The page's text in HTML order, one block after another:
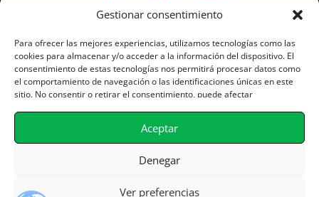
Gestionar consentimiento
Para ofrecer las mejores experiencias, utilizamos tecnologías como las
cookies para almacenar y/o acceder a la información del dispositivo. El
consentimiento de estas tecnologías nos permitirá procesar datos como
el comportamiento de navegación o las identificaciones únicas en este
sitio. No consentir o retirar el consentimiento, puede afectar
Aceptar
Denegar
Ver preferencias
Desarrollado porinfotec.siestrategia y marketingpro.infotec.si
Avisos Legales
Plítica de Privacidad
Plítica de Cookies